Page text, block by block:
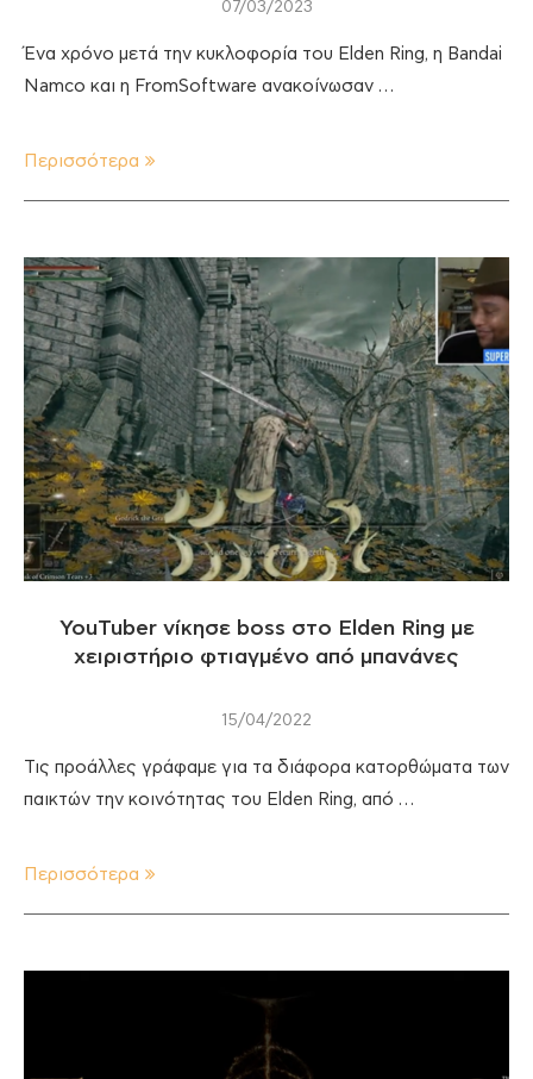
07/03/2023
Ένα χρόνο μετά την κυκλοφορία του Elden Ring, η Bandai
Namco και η FromSoftware ανακοίνωσαν …
Περισσότερα
YouTuber νίκησε boss στο Elden Ring με
χειριστήριο φτιαγμένο από μπανάνες
15/04/2022
Τις προάλλες γράφαμε για τα διάφορα κατορθώματα των
παικτών την κοινότητας του Elden Ring, από …
Περισσότερα